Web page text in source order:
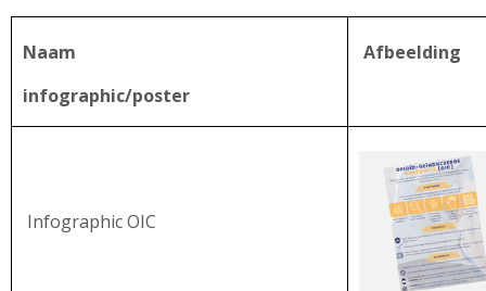
Naam
infographic/poster
Afbeelding
Infographic OIC